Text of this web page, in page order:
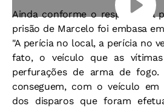
Ainda conforme o responsável
prisão de Marcelo foi embasa
"A perícia no local, a perícia no
fato, o veículo que as vítimas
perfurações de arma de fogo.
conseguem, com o veículo em
dos disparos que foram